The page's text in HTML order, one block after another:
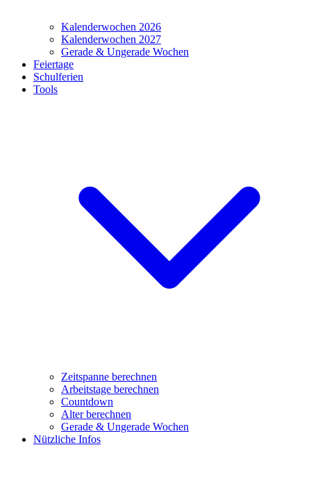
Kalenderwochen 2026
Kalenderwochen 2027
Gerade & Ungerade Wochen
Feiertage
Schulferien
Tools
Zeitspanne berechnen
Arbeitstage berechnen
Countdown
Alter berechnen
Gerade & Ungerade Wochen
Nützliche Infos